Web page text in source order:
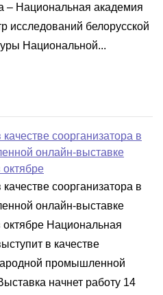
– Национальная академия
исследований белорусской
Национальной...
соорганизатора в
онлайн-выставке
октябре
соорганизатора в
онлайн-выставке
октябре Национальная
в качестве
промышленной
начнет работу 14